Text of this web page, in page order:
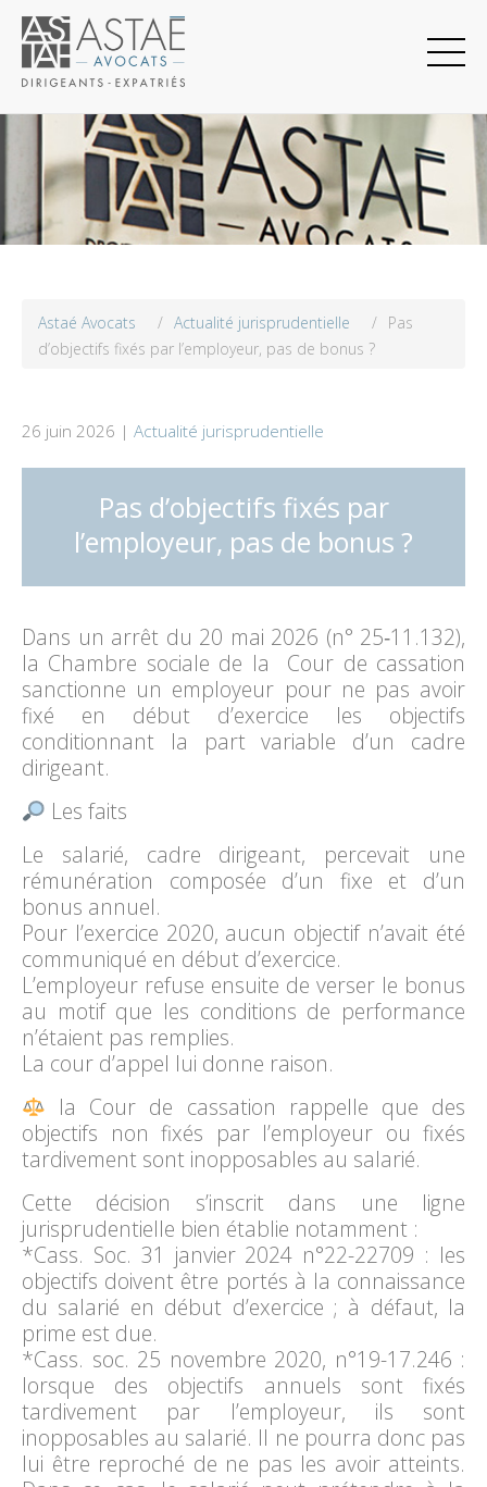
Astaé Avocats / Actualité jurisprudentielle / Pas
d’objectifs fixés par l’employeur, pas de bonus ?
26 juin 2026 | Actualité jurisprudentielle
Pas d’objectifs fixés par
l’employeur, pas de bonus ?
Dans un arrêt du 20 mai 2026 (n° 25‑11.132),
la Chambre sociale de la Cour de cassation
sanctionne un employeur pour ne pas avoir
fixé en début d’exercice les objectifs
conditionnant la part variable d’un cadre
dirigeant.
Les faits
Le salarié, cadre dirigeant, percevait une
rémunération composée d’un fixe et d’un
bonus annuel.
Pour l’exercice 2020, aucun objectif n’avait été
communiqué en début d’exercice.
L’employeur refuse ensuite de verser le bonus
au motif que les conditions de performance
n’étaient pas remplies.
La cour d’appel lui donne raison.
la Cour de cassation rappelle que des
objectifs non fixés par l’employeur ou fixés
tardivement sont inopposables au salarié.
Cette décision s’inscrit dans une ligne
jurisprudentielle bien établie notamment :
*Cass. Soc. 31 janvier 2024 n°22-22709 : les
objectifs doivent être portés à la connaissance
du salarié en début d’exercice ; à défaut, la
prime est due.
*Cass. soc. 25 novembre 2020, n°19-17.246 :
lorsque des objectifs annuels sont fixés
tardivement par l’employeur, ils sont
inopposables au salarié. Il ne pourra donc pas
lui être reproché de ne pas les avoir atteints.